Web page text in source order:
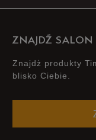
ZNAJDŹ SALON
Znajdż produkty
blisko Ciebie.